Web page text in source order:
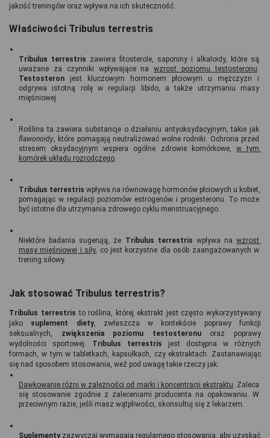
jakość treningów oraz wpływa na ich skuteczność.
Właściwości Tribulus terrestris
Tribulus terrestris zawiera fitosterole, saponiny i alkaloidy, które są
uważane za czynniki wpływające na wzrost poziomu testosteronu
Testosteron jest kluczowym hormonem płciowym u mężczyzn i
odgrywa istotną rolę w regulacji libido, a także utrzymaniu masy
mięśniowej.
flawonoidy , które pomagają neutralizować wolne rodniki. Ochrona przed
stresem oksydacyjnym wspiera ogólne zdrowie komórkowe, w tym
komórek układu rozrodczego
Tribulus terrestris wpływa na równowagę hormonów płciowych u kobiet,
pomagając w regulacji poziomów estrogenów i progesteronu. To może
być istotne dla utrzymania zdrowego cyklu menstruacyjnego.
Niektóre badania sugerują, że Tribulus terrestris wpływa na wzrost
masy mięśniowej i siły, co jest korzystne dla osób zaangażowanych w
trening siłowy.
Jak stosować Tribulus terrestris?
Tribulus terrestris to roślina, której ekstrakt jest często wykorzystywany
jako suplement diety, zwłaszcza w kontekście poprawy funkcji
seksualnych, zwiększenia poziomu testosteronu oraz poprawy
wydolności sportowej. Tribulus terrestris jest dostępna w różnych
formach, w tym w tabletkach, kapsułkach, czy ekstraktach. Zastanawiając
się nad sposobem stosowania, weź pod uwagę takie rzeczy jak:
Dawkowanie różni w zależności od marki i koncentracji ekstraktu. Zaleca
się stosowanie zgodnie z zaleceniami producenta na opakowaniu. W
przeciwnym razie, jeśli masz wątpliwości, skonsultuj się z lekarzem.
Suplementy zazwyczaj wymagają regularnego stosowania, aby uzyskać